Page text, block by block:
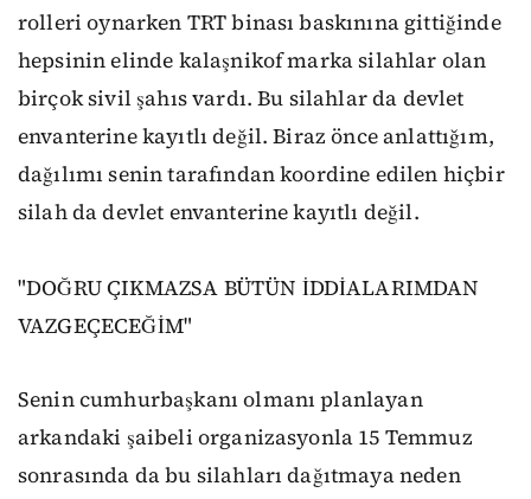
rolleri oynarken TRT binası baskınına gittiğinde
hepsinin elinde kalaşnikof marka silahlar olan
birçok sivil şahıs vardı. Bu silahlar da devlet
envanterine kayıtlı değil. Biraz önce anlattığım,
dağılımı senin tarafından koordine edilen hiçbir
silah da devlet envanterine kayıtlı değil.
"DOĞRU ÇIKMAZSA BÜTÜN İDDİALARIMDAN
VAZGEÇECEĞİM"
Senin cumhurbaşkanı olmanı planlayan
arkandaki şaibeli organizasyonla 15 Temmuz
sonrasında da bu silahları dağıtmaya neden